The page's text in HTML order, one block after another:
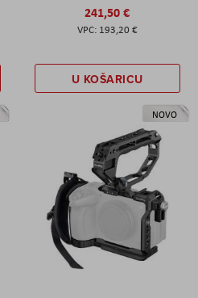
241,50 €
193,20 €
U KOŠARICU
NOVO